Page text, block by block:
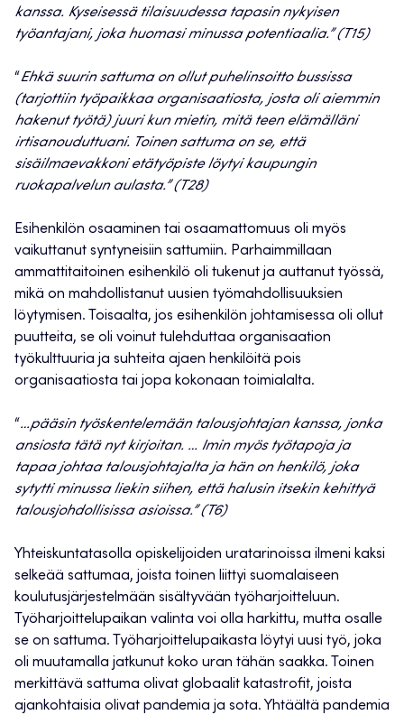
kanssa. Kyseisessä tilaisuudessa tapasin nykyisen
työantajani, joka huomasi minussa potentiaalia.” (T15)
“Ehkä suurin sattuma on ollut puhelinsoitto bussissa
(tarjottiin työpaikkaa organisaatiosta, josta oli aiemmin
hakenut työtä) juuri kun mietin, mitä teen elämälläni
irtisanouduttuani. Toinen sattuma on se, että
sisäilmaevakkoni etätyöpiste löytyi kaupungin
ruokapalvelun aulasta.” (T28)
Esihenkilön osaaminen tai osaamattomuus oli myös
vaikuttanut syntyneisiin sattumiin. Parhaimmillaan
ammattitaitoinen esihenkilö oli tukenut ja auttanut työssä,
mikä on mahdollistanut uusien työmahdollisuuksien
löytymisen. Toisaalta, jos esihenkilön johtamisessa oli ollut
puutteita, se oli voinut tulehduttaa organisaation
työkulttuuria ja suhteita ajaen henkilöitä pois
organisaatiosta tai jopa kokonaan toimialalta.
“…pääsin työskentelemään talousjohtajan kanssa, jonka
ansiosta tätä nyt kirjoitan. … Imin myös työtapoja ja
tapaa johtaa talousjohtajalta ja hän on henkilö, joka
sytytti minussa liekin siihen, että halusin itsekin kehittyä
talousjohdollisissa asioissa.” (T6)
Yhteiskuntatasolla opiskelijoiden uratarinoissa ilmeni kaksi
selkeää sattumaa, joista toinen liittyi suomalaiseen
koulutusjärjestelmään sisältyvään työharjoitteluun.
Työharjoittelupaikan valinta voi olla harkittu, mutta osalle
se on sattuma. Työharjoittelupaikasta löytyi uusi työ, joka
oli muutamalla jatkunut koko uran tähän saakka. Toinen
merkittävä sattuma olivat globaalit katastrofit, joista
ajankohtaisia olivat pandemia ja sota. Yhtäältä pandemia